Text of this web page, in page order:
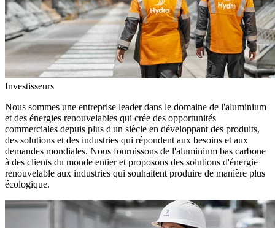
Investisseurs
Nous sommes une entreprise leader dans le domaine de l'aluminium
et des énergies renouvelables qui crée des opportunités
commerciales depuis plus d'un siècle en développant des produits,
des solutions et des industries qui répondent aux besoins et aux
demandes mondiales. Nous fournissons de l'aluminium bas carbone
à des clients du monde entier et proposons des solutions d'énergie
renouvelable aux industries qui souhaitent produire de manière plus
écologique.